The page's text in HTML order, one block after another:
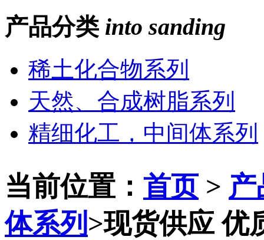
产品分类 into sanding
稀土化合物系列
天然、合成树脂系列
精细化工，中间体系列
当前位置： 首页>
体系列 >现货供应 优